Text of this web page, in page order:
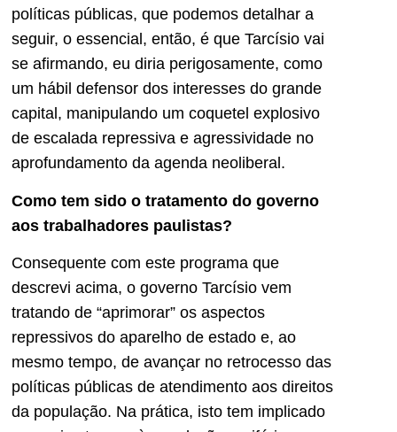
políticas públicas, que podemos detalhar a
seguir, o essencial, então, é que Tarcísio vai
se afirmando, eu diria perigosamente, como
um hábil defensor dos interesses do grande
capital, manipulando um coquetel explosivo
de escalada repressiva e agressividade no
aprofundamento da agenda neoliberal.
Como tem sido o tratamento do governo
aos trabalhadores paulistas?
Consequente com este programa que
descrevi acima, o governo Tarcísio vem
tratando de “aprimorar” os aspectos
repressivos do aparelho de estado e, ao
mesmo tempo, de avançar no retrocesso das
políticas públicas de atendimento aos direitos
da população. Na prática, isto tem implicado